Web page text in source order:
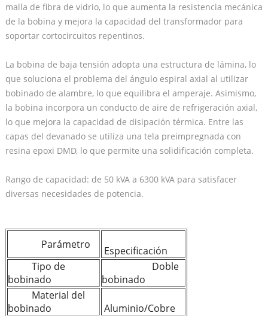
malla de fibra de vidrio, lo que aumenta la resistencia mecánica
de la bobina y mejora la capacidad del transformador para
soportar cortocircuitos repentinos.
La bobina de baja tensión adopta una estructura de lámina, lo
que soluciona el problema del ángulo espiral axial al utilizar
bobinado de alambre, lo que equilibra el amperaje. Asimismo,
la bobina incorpora un conducto de aire de refrigeración axial,
lo que mejora la capacidad de disipación térmica. Entre las
capas del devanado se utiliza una tela preimpregnada con
resina epoxi DMD, lo que permite una solidificación completa.
Rango de capacidad: de 50 kVA a 6300 kVA para satisfacer
diversas necesidades de potencia.
Parámetro
Especificación
Tipo de
bobinado
Doble
bobinado
Material del
bobinado
Aluminio/Cobre